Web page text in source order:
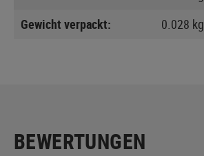
Gewicht verpackt:
0.028 kg
BEWERTUNGEN